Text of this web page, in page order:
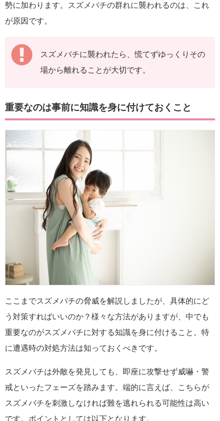
勢に加わります。スズメバチの群れに襲われるのは、これ
が原因です。
スズメバチに襲われたら、慌てずゆっくりその
場から離れることが大切です。
重要なのは事前に知識を身に付けておくこと
ここまでスズメバチの脅威を解説しましたが、具体的にど
う対策すればいいのか？様々な方法がありますが、中でも
重要なのがスズメバチに対する知識を身に付けること。特
に遭遇時の対処方法は知っておくべきです。
スズメバチは外敵を発見しても、即座に攻撃せず威嚇・警
戒といったフェーズを踏みます。端的に言えば、こちらが
スズメバチを刺激しなければ難を逃れられる可能性は高い
です。ポイントとしては以下となります。